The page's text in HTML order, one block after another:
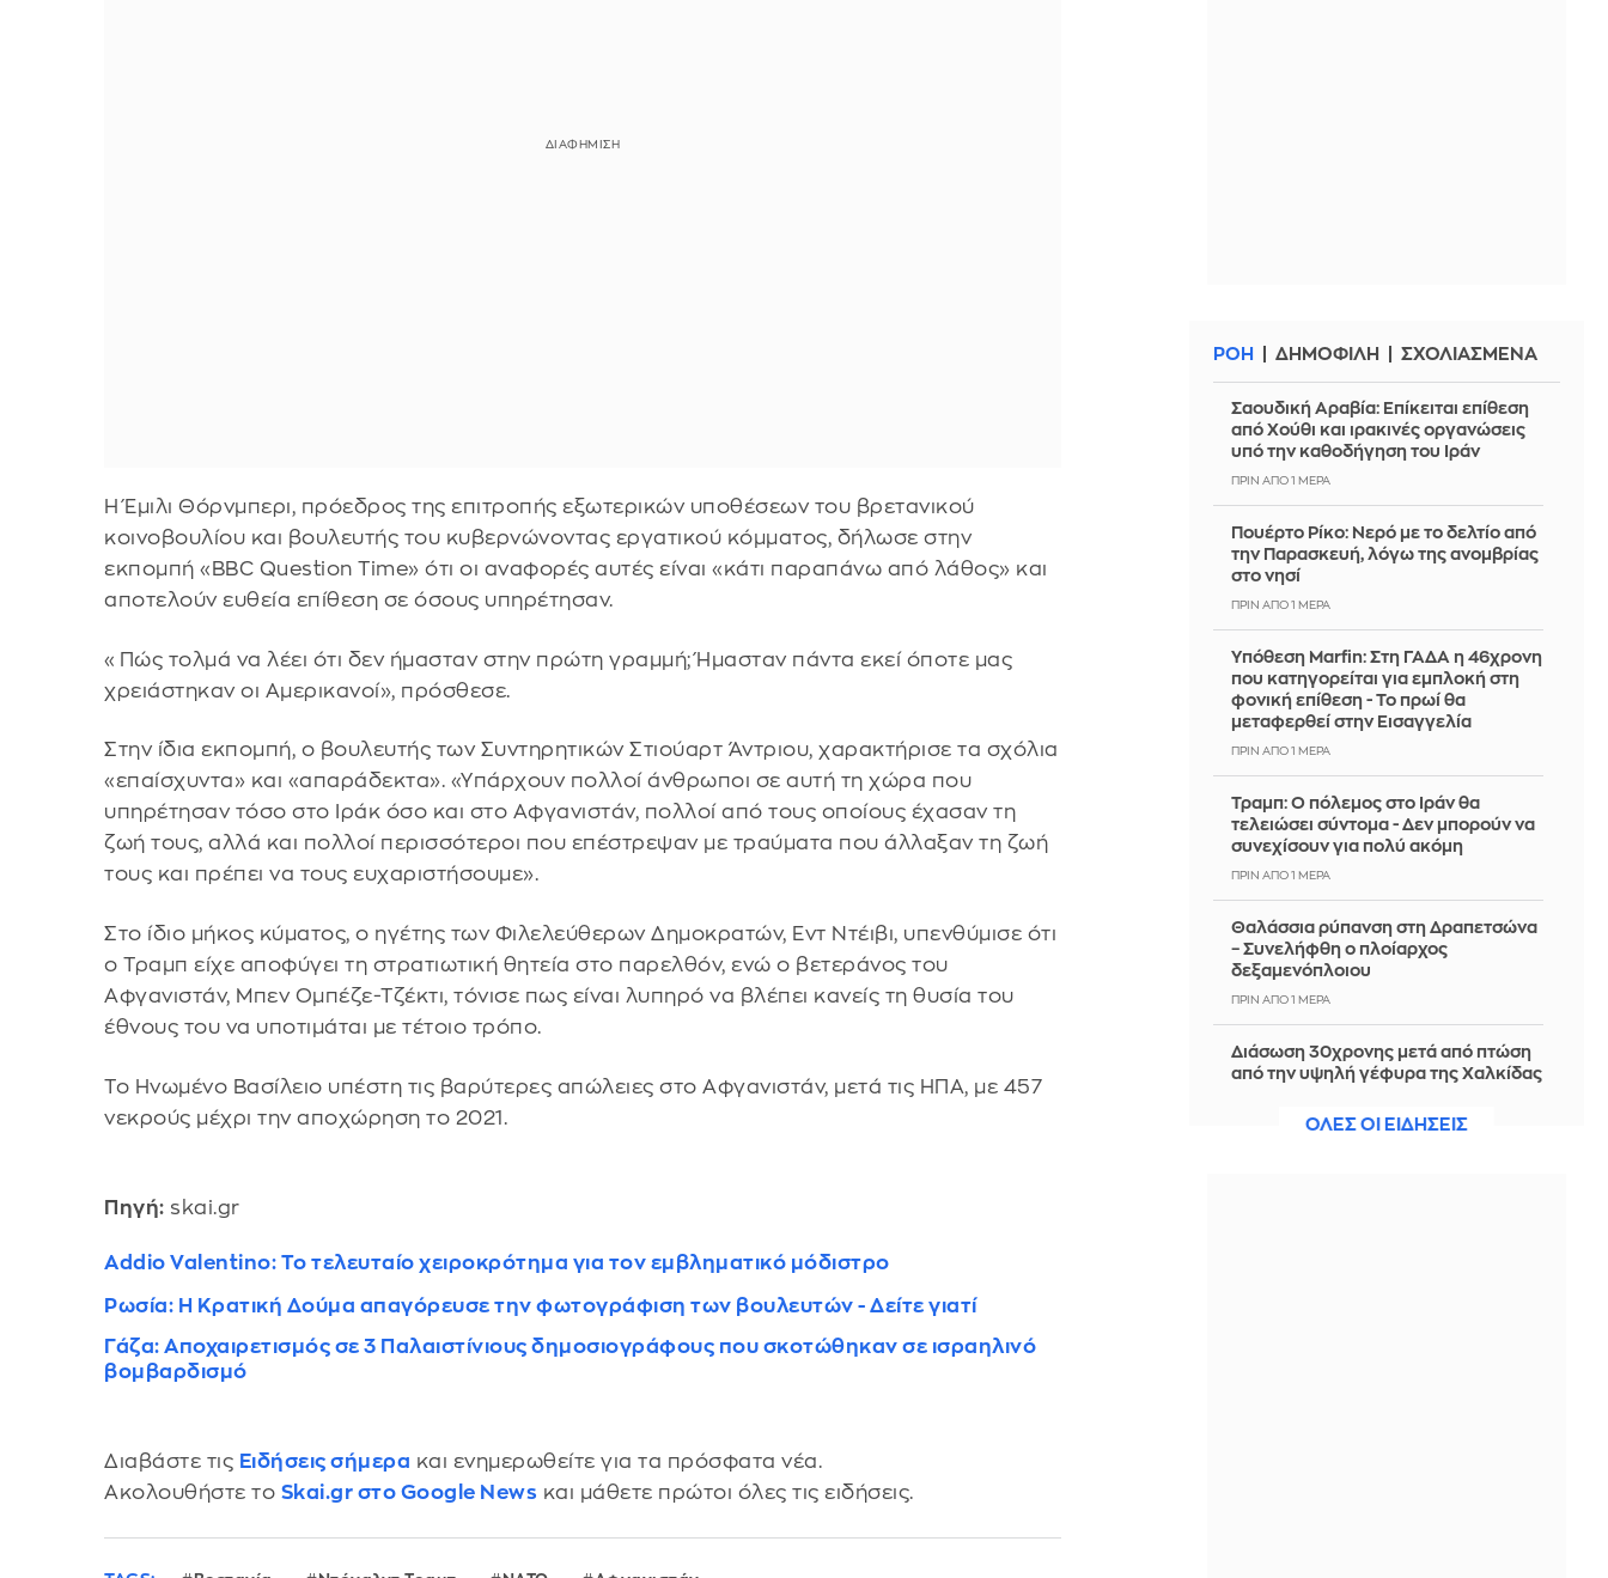
Η Έμιλι Θόρνμπερι, πρόεδρος της επιτροπής εξωτερικών υποθέσεων του βρετανικού
κοινοβουλίου και βουλευτής του κυβερνώνοντας εργατικού κόμματος, δήλωσε στην
εκπομπή «BBC Question Time» ότι οι αναφορές αυτές είναι «κάτι παραπάνω από λάθος» και
αποτελούν ευθεία επίθεση σε όσους υπηρέτησαν.
«Πώς τολμά να λέει ότι δεν ήμασταν στην πρώτη γραμμή; Ήμασταν πάντα εκεί όποτε μας
χρειάστηκαν οι Αμερικανοί», πρόσθεσε.
Στην ίδια εκπομπή, ο βουλευτής των Συντηρητικών Στιούαρτ Άντριου, χαρακτήρισε τα σχόλια
«επαίσχυντα» και «απαράδεκτα». «Υπάρχουν πολλοί άνθρωποι σε αυτή τη χώρα που
υπηρέτησαν τόσο στο Ιράκ όσο και στο Αφγανιστάν, πολλοί από τους οποίους έχασαν τη
ζωή τους, αλλά και πολλοί περισσότεροι που επέστρεψαν με τραύματα που άλλαξαν τη ζωή
τους και πρέπει να τους ευχαριστήσουμε».
Στο ίδιο μήκος κύματος, ο ηγέτης των Φιλελεύθερων Δημοκρατών, Εντ Ντέιβι, υπενθύμισε ότι
ο Τραμπ είχε αποφύγει τη στρατιωτική θητεία στο παρελθόν, ενώ ο βετεράνος του
Αφγανιστάν, Μπεν Ομπέζε-Τζέκτι, τόνισε πως είναι λυπηρό να βλέπει κανείς τη θυσία του
έθνους του να υποτιμάται με τέτοιο τρόπο.
Το Ηνωμένο Βασίλειο υπέστη τις βαρύτερες απώλειες στο Αφγανιστάν, μετά τις ΗΠΑ, με 457
νεκρούς μέχρι την αποχώρηση το 2021.
Πηγή: skai.gr
Addio Valentino: Το τελευταίο χειροκρότημα για τον εμβληματικό μόδιστρο
Ρωσία: Η Κρατική Δούμα απαγόρευσε την φωτογράφιση των βουλευτών - Δείτε γιατί
Γάζα: Aποχαιρετισμός σε 3 Παλαιστίνιους δημοσιογράφους που σκοτώθηκαν σε ισραηλινό
βομβαρδισμό
Διαβάστε τις Ειδήσεις σήμερα και ενημερωθείτε για τα πρόσφατα νέα.
Ακολουθήστε το Skai.gr στο Google News και μάθετε πρώτοι όλες τις ειδήσεις.
ΡΟΗ ΔΗΜΟΦΙΛΗ ΣΧΟΛΙΑΣΜΕΝΑ
Σαουδική Αραβία: Επίκειται επίθεση
από Χούθι και ιρακινές οργανώσεις
υπό την καθοδήγηση του Ιράν
ΠΡΙΝ ΑΠΌ 1 ΜΈΡΑ
Πουέρτο Ρίκο: Νερό με το δελτίο από
την Παρασκευή, λόγω της ανομβρίας
στο νησί
ΠΡΙΝ ΑΠΌ 1 ΜΈΡΑ
Υπόθεση Marfin: Στη ΓΑΔΑ η 46χρονη
που κατηγορείται για εμπλοκή στη
φονική επίθεση - Το πρωί θα
μεταφερθεί στην Εισαγγελία
ΠΡΙΝ ΑΠΌ 1 ΜΈΡΑ
Τραμπ: Ο πόλεμος στο Ιράν θα
τελειώσει σύντομα - Δεν μπορούν να
συνεχίσουν για πολύ ακόμη
ΠΡΙΝ ΑΠΌ 1 ΜΈΡΑ
Θαλάσσια ρύπανση στη Δραπετσώνα
– Συνελήφθη ο πλοίαρχος
δεξαμενόπλοιου
ΠΡΙΝ ΑΠΌ 1 ΜΈΡΑ
Διάσωση 30χρονης μετά από πτώση
από την υψηλή γέφυρα της Χαλκίδας
ΟΛΕΣ ΟΙ ΕΙΔΗΣΕΙΣ